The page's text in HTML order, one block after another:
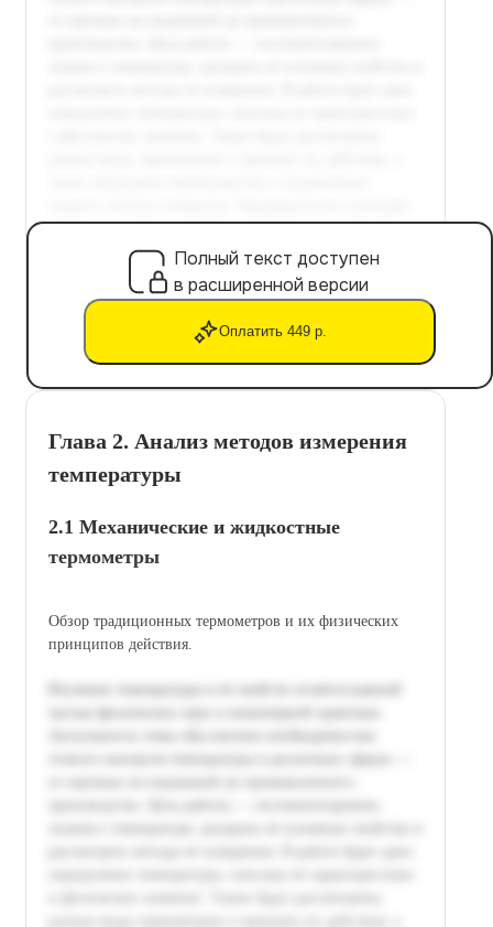
Полный текст доступен
в расширенной версии
Оплатить 449 р.
Глава 2. Анализ методов измерения
температуры
2.1 Механические и жидкостные
термометры
Обзор традиционных термометров и их физических
принципов действия.